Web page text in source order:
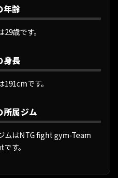
年齢
歳です。
身長
です。
所属ジム
ムはNTG fight gym-Team
す。